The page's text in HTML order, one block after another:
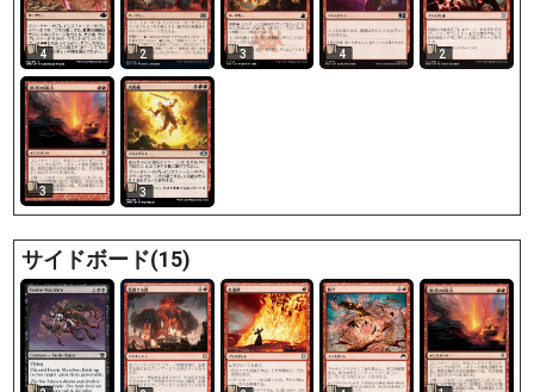
4 2 3 4 2
3 3
サイドボード(15)